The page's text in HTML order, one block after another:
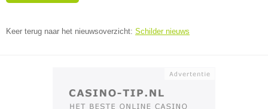
Keer terug naar het nieuwsoverzicht: Schilder nieuws